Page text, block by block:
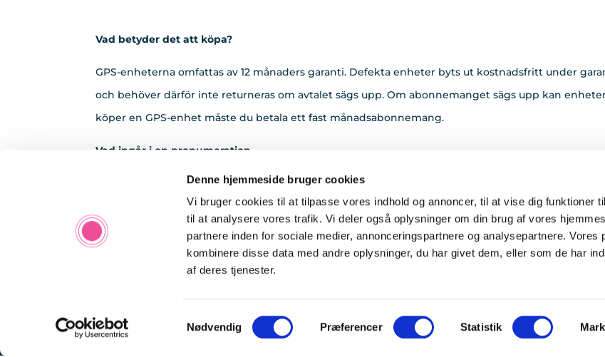
Denne hjemmeside bruger cookies
Vi bruger cookies til at tilpasse vores indhold og annoncer, til at vise dig funktioner
til at analysere vores trafik. Vi deler også oplysninger om din brug af vores
partnere inden for sociale medier, annonceringspartnere og analysepartnere. Vores
kombinere disse data med andre oplysninger, du har givet dem, eller som de har
af deres tjenester.
Samtykkevalg
Nødvendig Præferencer Statistik
Vad betyder det att köpa?
GPS-enheterna omfattas av 12 månaders garanti. Defekta enheter byts ut kostnadsfritt under
och behöver därför inte returneras om avtalet sägs upp. Om abonnemanget sägs upp kan
köper en GPS-enhet måste du betala ett fast månadsabonnemang.
Vad ingår i en prenumeration
Ett abonnemang inkluderar simkort/e-sim, service dygnet runt, 365 dagar om året, dvs.
webbinloggningar, geofence osv. Dessutom omfattar abonnemanget programuppdateringar för
Priserna är DKK exkl. moms